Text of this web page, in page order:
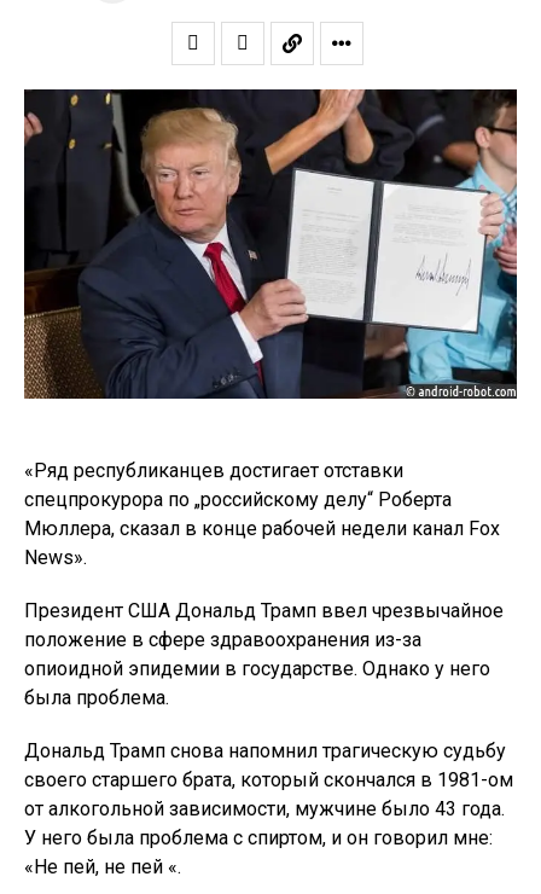
«Ряд республиканцев достигает отставки
спецпрокурора по „российскому делу“ Роберта
Мюллера, сказал в конце рабочей недели канал Fox
News».
Президент США Дональд Трамп ввел чрезвычайное
положение в сфере здравоохранения из-за
опиоидной эпидемии в государстве. Однако у него
была проблема.
Дональд Трамп снова напомнил трагическую судьбу
своего старшего брата, который скончался в 1981-ом
от алкогольной зависимости, мужчине было 43 года.
У него была проблема с спиртом, и он говорил мне:
«Не пей, не пей «.